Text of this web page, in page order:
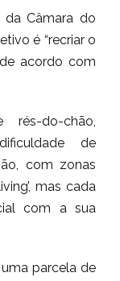
Câmara do
é “recriar o
acordo com
rés-do-chão,
de
com zonas
mas cada
com a sua
parcela de